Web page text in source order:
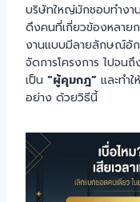
บริษัทใหญ่มักชอบทำงาน
ดึงคนที่เกี่ยวข้องหลาย
งานแบบมีลายลักษณ์อั
จัดการโครงการ ไปจน
เป็น “ผู้คุมกฎ” และทำ
อย่าง ด้วยวิธีนี้